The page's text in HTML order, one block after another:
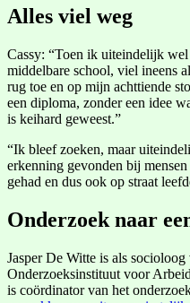
Alles viel weg
Cassy: “Toen ik uiteindelijk
middelbare school, viel ineens
rug toe en op mijn achttiende
een diploma, zonder een idee
is keihard geweest.”
“Ik bleef zoeken, maar
erkenning gevonden bij
gehad en dus ook op straat
Onderzoek naar
Jasper De Witte is als
Onderzoeksinstituut voor
is coördinator van het